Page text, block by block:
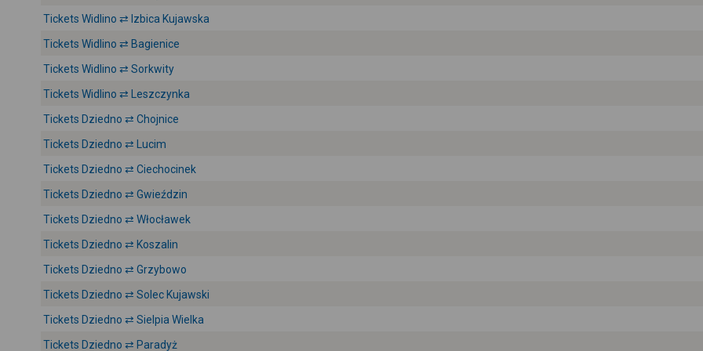
Tickets Widlino ⇄ Izbica Kujawska
Tickets Widlino ⇄ Bagienice
Tickets Widlino ⇄ Sorkwity
Tickets Widlino ⇄ Leszczynka
Tickets Dziedno ⇄ Chojnice
Tickets Dziedno ⇄ Lucim
Tickets Dziedno ⇄ Ciechocinek
Tickets Dziedno ⇄ Gwieździn
Tickets Dziedno ⇄ Włocławek
Tickets Dziedno ⇄ Koszalin
Tickets Dziedno ⇄ Grzybowo
Tickets Dziedno ⇄ Solec Kujawski
Tickets Dziedno ⇄ Sielpia Wielka
Tickets Dziedno ⇄ Paradyż